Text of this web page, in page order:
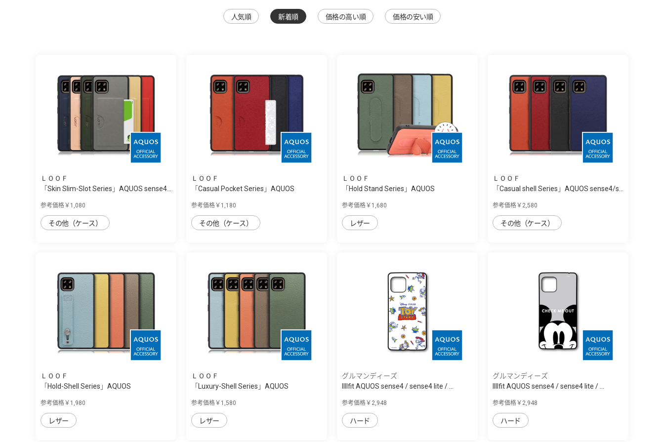
人気順 新着順 価格の高い順 価格の安い順
ＬＯＯＦ
「Skin Slim-Slot Series」AQUOS sense4...
参考価格￥1,080
その他（ケース）
ＬＯＯＦ
「Casual Pocket Series」AQUOS
参考価格￥1,180
その他（ケース）
ＬＯＯＦ
「Hold Stand Series」AQUOS
参考価格￥1,680
レザー
ＬＯＯＦ
「Casual shell Series」AQUOS sense4/s...
参考価格￥2,580
その他（ケース）
ＬＯＯＦ
「Hold-Shell Series」AQUOS
参考価格￥1,980
レザー
ＬＯＯＦ
「Luxury-Shell Series」AQUOS
参考価格￥1,580
レザー
グルマンディーズ
IIIIfit AQUOS sense4 / sense4 lite / ...
参考価格￥2,948
ハード
グルマンディーズ
IIIIfit AQUOS sense4 / sense4 lite / ...
参考価格￥2,948
ハード